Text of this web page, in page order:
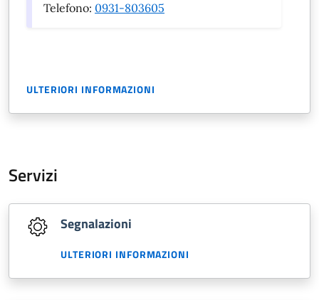
Telefono: 0931-803605
ULTERIORI INFORMAZIONI
Servizi
Segnalazioni
ULTERIORI INFORMAZIONI